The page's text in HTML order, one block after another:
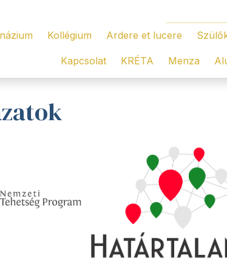
Kollégium Ardere et lucere
Kapcsolat KRÉTA Menza